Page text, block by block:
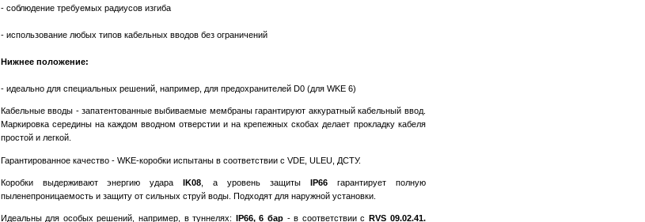
- соблюдение требуемых радиусов изгиба
- использование любых типов кабельных вводов без ограничений
Нижнее положение:
- идеально для специальных решений, например, для предохранителей D0 (для WKE 6)
Кабельные вводы - запатентованные выбиваемые мембраны гарантируют аккуратный кабельный ввод.
Маркировка середины на каждом вводном отверстии и на крепежных скобах делает прокладку кабеля
простой и легкой.
Гарантированное качество - WKE-коробки испытаны в соответствии с VDE, ULEU, ДСТУ.
Коробки выдерживают энергию удараIK08 , а уровень защиты IP66гарантирует полную
пыленепроницаемость и защиту от сильных струй воды. Подходят для наружной установки.
Идеальны для особых решений, например, в туннелях: IP66, 6 бар - в соответствии с RVS 09.02.41.